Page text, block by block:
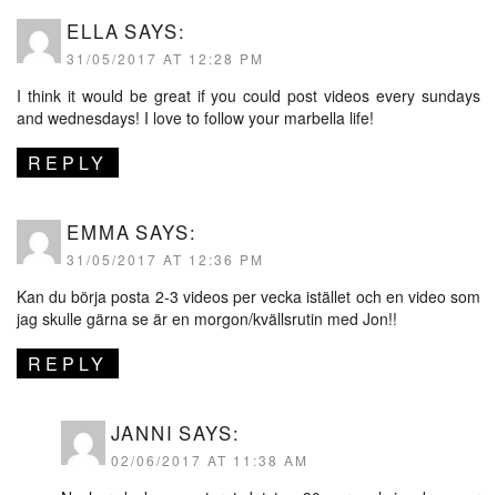
ELLA SAYS:
31/05/2017 AT 12:28 PM
I think it would be great if you could post videos every sundays
and wednesdays! I love to follow your marbella life!
REPLY
EMMA SAYS:
31/05/2017 AT 12:36 PM
Kan du börja posta 2-3 videos per vecka istället och en video som
jag skulle gärna se är en morgon/kvällsrutin med Jon!!
REPLY
JANNI SAYS:
02/06/2017 AT 11:38 AM